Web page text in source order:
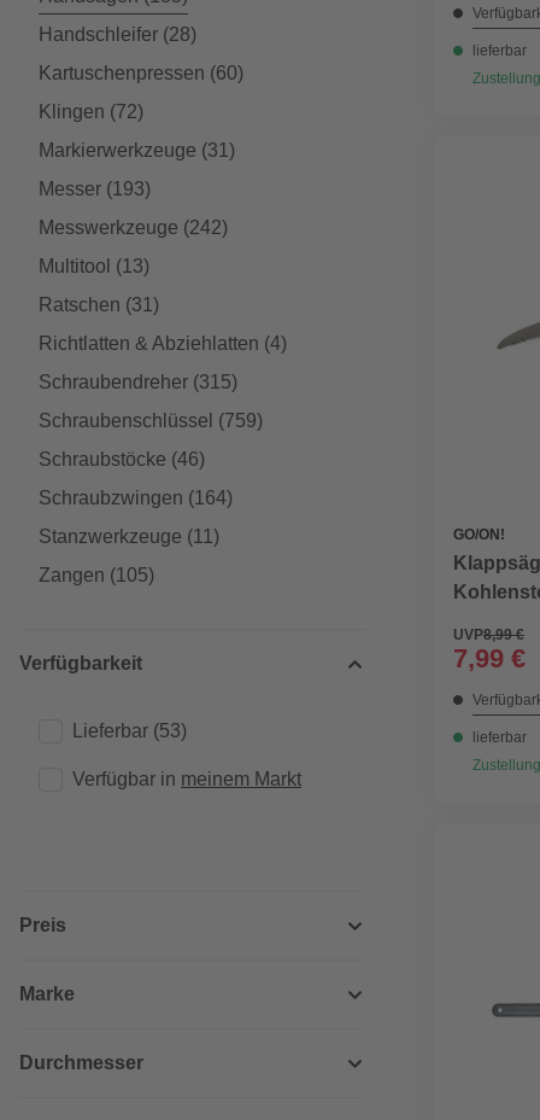
Handschleifer (28)
Kartuschenpressen (60)
Klingen (72)
Markierwerkzeuge (31)
Messer (193)
Messwerkzeuge (242)
Multitool (13)
Ratschen (31)
Richtlatten & Abziehlatten (4)
Schraubendreher (315)
Schraubenschlüssel (759)
Schraubstöcke (46)
Schraubzwingen (164)
Stanzwerkzeuge (11)
Zangen (105)
Verfügbarkeit
Lieferbar (53)
Verfügbar in meinem Markt
Preis
Marke
Durchmesser
lieferbar
GO/ON!
UVP8,99 €
7,99 €
lieferbar